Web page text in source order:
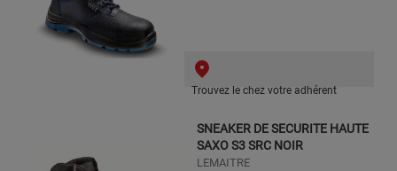
Trouvez le chez votre adhérent
SNEAKER DE SECURITE HAUTE
SAXO S3 SRC NOIR
LEMAITRE